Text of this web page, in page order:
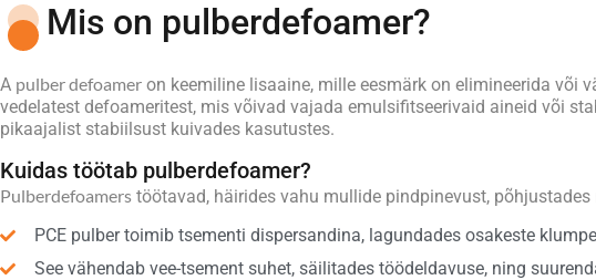
Mis on pulberdefoamer?
A pulber defoamer on keemiline lisaaine, mille eesmärk on elimineerida või
vedelatest defoameritest, mis võivad vajada emulsifitseerivaid aineid või
pikaajalist stabiilsust kuivades kasutustes.
Kuidas töötab pulberdefoamer?
Pulberdefoamers töötavad, häirides vahu mullide pindpinevust,
PCE pulber toimib tsementi dispersandina, lagundades osakeste
See vähendab vee-tsement suhet, säilitades töödeldavuse, ning